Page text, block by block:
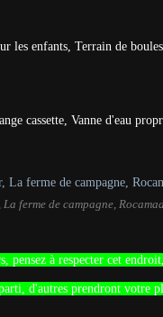
les enfants, Terrain de
cassette, Vanne d'eau
ferme de campagne,
pensez à respecter cet
d'autres prendront votre